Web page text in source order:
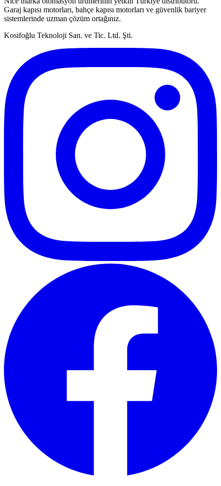
Garaj kapısı motorları, bahçe kapısı motorları ve güvenlik bariyer
sistemlerinde uzman çözüm ortağınız.
Kosifoğlu Teknoloji San. ve Tic. Ltd. Şti.